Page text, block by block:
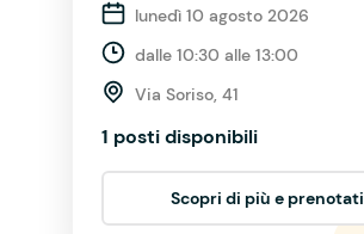
lunedì 10 agosto 2026
dalle 10:30 alle 13:00
Via Soriso, 41
1 posti disponibili
Scopri di più e prenotati